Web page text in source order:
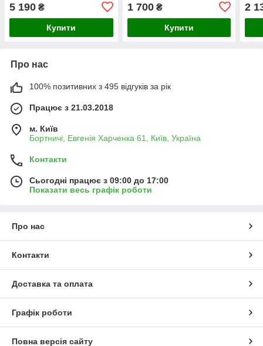
5 190 ₴
Купити
1 700₴
Купити
2
Про нас
100% позитивних з 495 відгуків за рік
Працює з 21.03.2018
м. Київ
Бортничі, Евгенія Харченка 61, Київ, Україна
Контакти
Сьогодні працює з 09:00 до 17:00
Показати весь графік роботи
Про нас
Контакти
Доставка та оплата
Графік роботи
Повна версія сайту